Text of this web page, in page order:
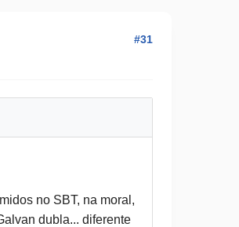
#31
no SBT, na moral,
dubla... diferente